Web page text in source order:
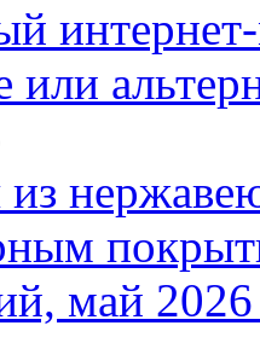
или
май 2026